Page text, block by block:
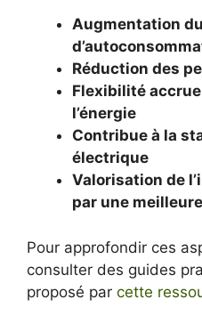
Augmentation
Réduction des
Flexibilité
l’énergie
Contribue à la
électrique
Valorisation de
par une
Pour approfondir ces
consulter des guides
proposé par cette